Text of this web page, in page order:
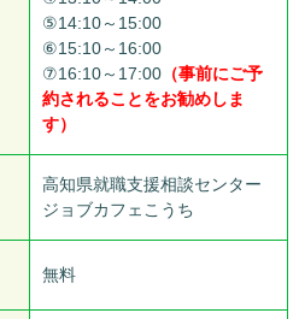
⑤14:10～15:00
⑥15:10～16:00
⑦16:10～17:00（事前にご予
約されることをお勧めしま
す）
高知県就職支援相談センター
ジョブカフェこうち
無料